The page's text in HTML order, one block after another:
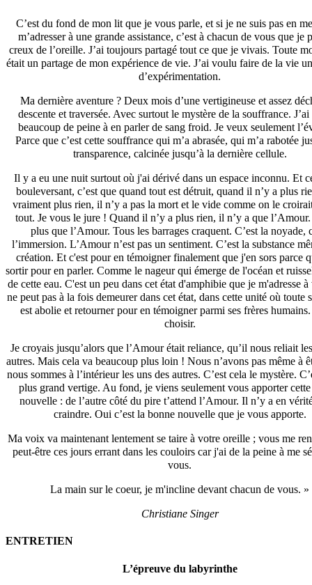
C’est du fond de mon lit que je vous parle, et si je ne suis pas en
m’adresser à une grande assistance, c’est à chacun de vous que je
creux de l’oreille. J’ai toujours partagé tout ce que je vivais. Toute
était un partage de mon expérience de vie. J’ai voulu faire de la vie
d’expérimentation.
Ma dernière aventure ? Deux mois d’une vertigineuse et assez
descente et traversée. Avec surtout le mystère de la souffrance. J’ai
beaucoup de peine à en parler de sang froid. Je veux seulement
Parce que c’est cette souffrance qui m’a abrasée, qui m’a rabotée
transparence, calcinée jusqu’à la dernière cellule.
Il y a eu une nuit surtout où j'ai dérivé dans un espace inconnu. Et
bouleversant, c’est que quand tout est détruit, quand il n’y a plus
vraiment plus rien, il n’y a pas la mort et le vide comme on le
tout. Je vous le jure ! Quand il n’y a plus rien, il n’y a que
plus que l’Amour. Tous les barrages craquent. C’est la noyade,
l’immersion. L’Amour n’est pas un sentiment. C’est la substance
création. Et c'est pour en témoigner finalement que j'en sors parce
sortir pour en parler. Comme le nageur qui émerge de l'océan et
de cette eau. C'est un peu dans cet état d'amphibie que je m'adresse
ne peut pas à la fois demeurer dans cet état, dans cette unité où toute
est abolie et retourner pour en témoigner parmi ses frères
choisir.
Je croyais jusqu’alors que l’Amour était reliance, qu’il nous reliait
autres. Mais cela va beaucoup plus loin ! Nous n’avons pas même à
nous sommes à l’intérieur les uns des autres. C’est cela le mystère.
plus grand vertige. Au fond, je viens seulement vous apporter
nouvelle : de l’autre côté du pire t’attend l’Amour. Il n’y a en
craindre. Oui c’est la bonne nouvelle que je vous apporte.
Ma voix va maintenant lentement se taire à votre oreille ; vous me
peut-être ces jours errant dans les couloirs car j'ai de la peine à me
vous.
La main sur le coeur, je m'incline devant chacun de vous. »
Christiane Singer
ENTRETIEN
L’épreuve du labyrinthe